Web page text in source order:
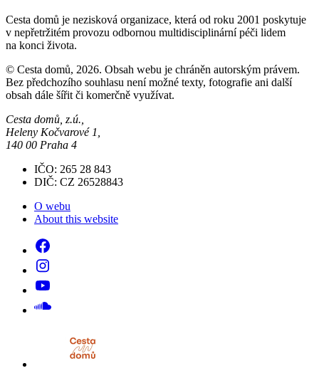
Cesta domů je nezisková organizace, která od roku 2001 poskytuje
v nepřetržitém provozu odbornou multidisciplinární péči lidem
na konci života.
© Cesta domů, 2026. Obsah webu je chráněn autorským právem.
Bez předchozího souhlasu není možné texty, fotografie ani další
obsah dále šířit či komerčně využívat.
Cesta domů, z.ú.,
Heleny Kočvarové 1,
140 00 Praha 4
IČO: 265 28 843
DIČ: CZ 26528843
O webu
About this website